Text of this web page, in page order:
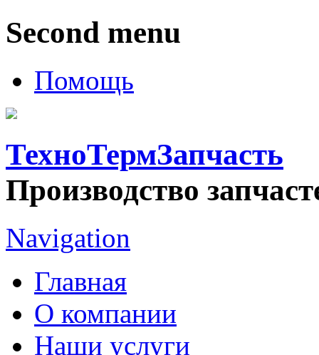
Second menu
Помощь
ТехноТермЗапчасть
Производство
Navigation
Главная
О компании
Наши услуги